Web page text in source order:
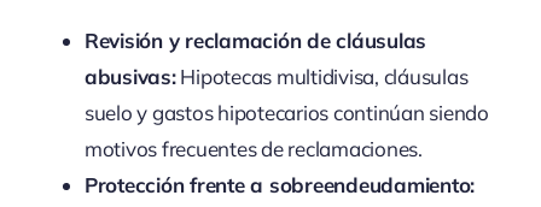
Revisión y reclamación de cláusulas
abusivas:Hipotecas multidivisa, cláusulas
suelo y gastos hipotecarios continúan siendo
motivos frecuentes de reclamaciones.
Protección frente a sobreendeudamiento: